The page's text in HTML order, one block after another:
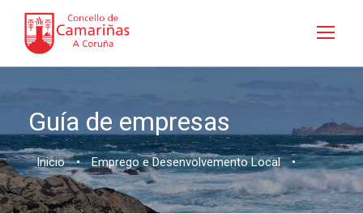
Guía de empresas
Inicio • Emprego e Desenvolvemento Local •